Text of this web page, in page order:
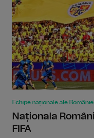
Echipe naționale ale
Naționala
FIFA